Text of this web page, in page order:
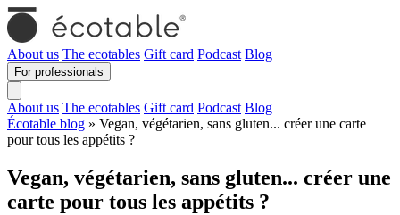
About us The ecotables Gift card Podcast Blog
For professionals
About us The ecotables Gift card Podcast Blog
Écotable blog » Vegan, végétarien, sans gluten... créer une carte
pour tous les appétits ?
Vegan, végétarien, sans gluten... créer une
carte pour tous les appétits ?